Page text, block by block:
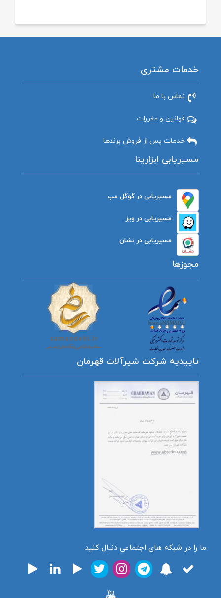
خدمات مشتری
تماس با ما
قوانین و مقررات
خدمات پس از فروش برندها
مسیریابی ابزارینا
مسیریابی در گوگل مپ
مسیریابی در ویز
مسیریابی در نشان
مجوزها
تاییدیه شرکت شیرآلات قهرمان
ما را در شبکه های اجتماعی دنبال کنید